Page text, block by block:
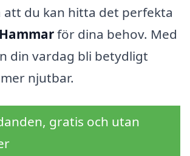
du kan hitta det perfekta
för dina behov. Med
din vardag bli betydligt
njutbar.
gratis och utan